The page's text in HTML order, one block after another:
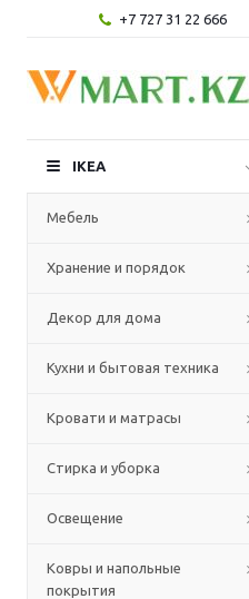
+7 727 31 22 666
IKEA
Мебель
Хранение и порядок
Декор для дома
Кухни и бытовая техника
Кровати и матрасы
Стирка и уборка
Освещение
Ковры и напольные
покрытия